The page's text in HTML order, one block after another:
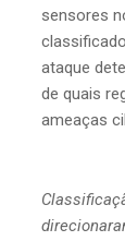
sensores
ataque
de quais
ameaças